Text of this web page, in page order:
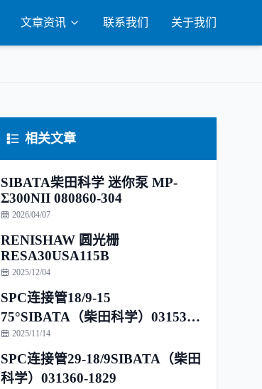
文章资讯 联系我们 关于我们
相关文章
SIBATA柴田科学 迷你泵 MP-
Σ300NII 080860-304
2026/04/07
RENISHAW 圆光栅
RESA30USA115B
2025/12/04
SPC连接管18/9-15
75°SIBATA（柴田科学）031530-
1815
2025/11/14
SPC连接管29-18/9SIBATA（柴田
科学）031360-1829